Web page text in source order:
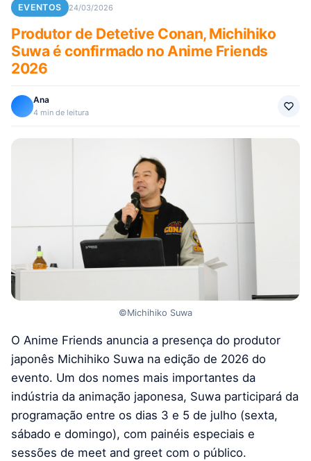
EVENTOS 24/03/2026
Produtor de Detetive Conan, Michihiko
Suwa é confirmado no Anime Friends
2026
Ana
4 min de leitura
©Michihiko Suwa
O Anime Friends anuncia a presença do produtor
japonês Michihiko Suwa na edição de 2026 do
evento. Um dos nomes mais importantes da
indústria da animação japonesa, Suwa participará da
programação entre os dias 3 e 5 de julho (sexta,
sábado e domingo), com painéis especiais e
sessões de meet and greet com o público.